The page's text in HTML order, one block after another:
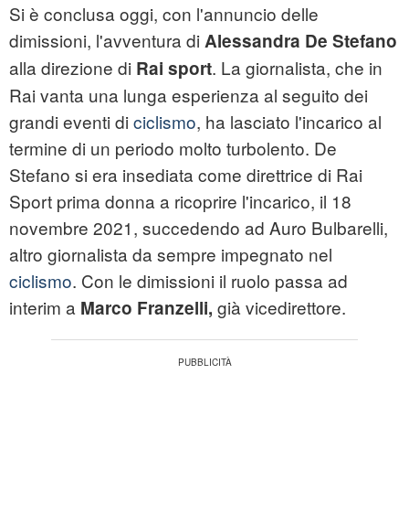
Si è conclusa oggi, con l'annuncio delle
dimissioni, l'avventura di Alessandra De Stefano
alla direzione di Rai sport. La giornalista, che in
Rai vanta una lunga esperienza al seguito dei
grandi eventi di ciclismo, ha lasciato l'incarico al
termine di un periodo molto turbolento. De
Stefano si era insediata come direttrice di Rai
Sport prima donna a ricoprire l'incarico, il 18
novembre 2021, succedendo ad Auro Bulbarelli,
altro giornalista da sempre impegnato nel
ciclismo. Con le dimissioni il ruolo passa ad
interim a Marco Franzelli, già vicedirettore.